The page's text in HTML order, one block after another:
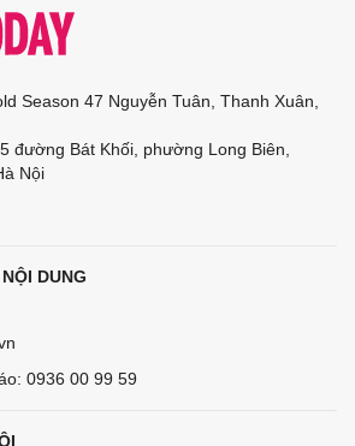
Season 47 Nguyễn Tuân, Thanh Xuân,
đường Bát Khối, phường Long Biên,
Nội
DUNG
0936 00 99 59